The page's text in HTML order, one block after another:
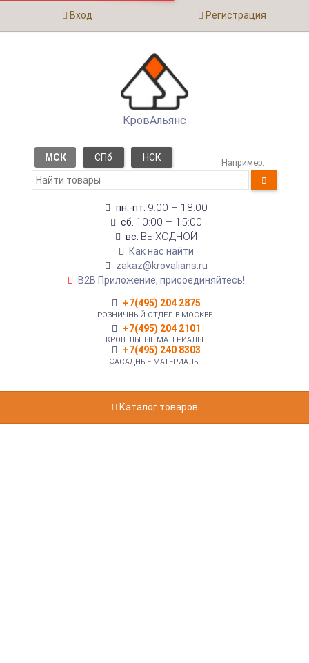
Вход Регистрация
КровАльянс
МСК СПб НСК Например:
пн.-пт. 9:00 – 18:00
сб. 10:00 – 15:00
вс. ВЫХОДНОЙ
Как нас найти
zakaz@krovalians.ru
B2B Приложение, присоединяйтесь!
+7(495) 204 2875
РОЗНИЧНЫЙ ОТДЕЛ В МОСКВЕ
+7(495) 204 2101
КРОВЕЛЬНЫЕ МАТЕРИАЛЫ
+7(495) 240 8303
ФАСАДНЫЕ МАТЕРИАЛЫ
Каталог товаров